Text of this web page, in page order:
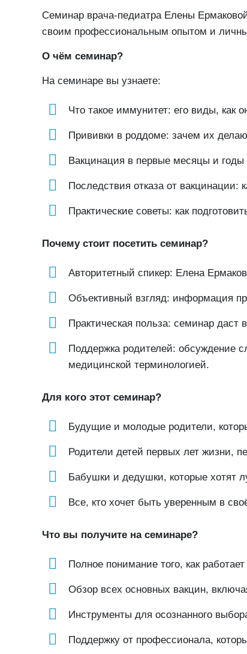
Семинар врача-педиатра Елены
своим профессиональным опытом и
О чём семинар?
На семинаре вы узнаете:
Что такое иммунитет: его виды, как
Прививки в роддоме: зачем их
Вакцинация в первые месяцы и
Последствия отказа от вакцинации:
Практические советы: как
Почему стоит посетить семинар?
Авторитетный спикер: Елена
Объективный взгляд: информация
Практическая польза: семинар
Поддержка родителей: обсуждение
медицинской терминологией.
Для кого этот семинар?
Будущие и молодые родители,
Родители детей первых лет жизни,
Бабушки и дедушки, которые хотят
Все, кто хочет быть уверенным в
Что вы получите на семинаре?
Полное понимание того, как
Обзор всех основных вакцин,
Инструменты для осознанного
Поддержку от профессионала,